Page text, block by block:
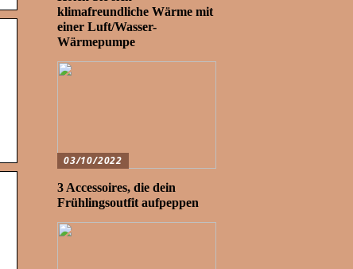
klimafreundliche Wärme mit
einer Luft/Wasser-
Wärmepumpe
03/10/2022
3 Accessoires, die dein
Frühlingsoutfit aufpeppen